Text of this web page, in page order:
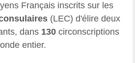
Français inscrits sur les
(LEC) d'élire deux
dans 130 circonscriptions
entier.